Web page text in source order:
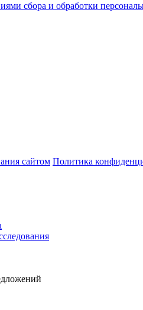
сбора и обработки
сайтом Политика